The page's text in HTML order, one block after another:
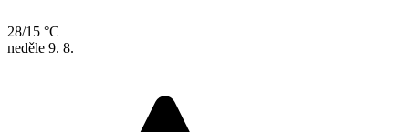
28/15 °C
neděle 9. 8.